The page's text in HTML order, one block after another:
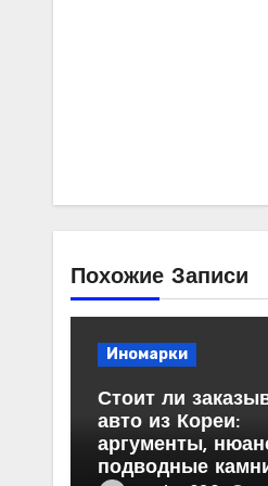
Похожие Записи
Иномарки
Стоит ли
авто из Кореи:
аргументы,
подводные